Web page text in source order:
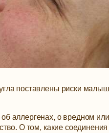
поставлены риски
аллергенах, о вредном
О том, какие